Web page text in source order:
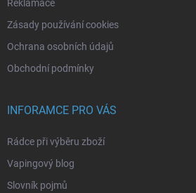
Reklamace
Zásady používání cookies
Ochrana osobních údajů
Obchodní podmínky
INFORAMCE PRO VÁS
Rádce při výběru zboží
Vapingový blog
Slovník pojmů